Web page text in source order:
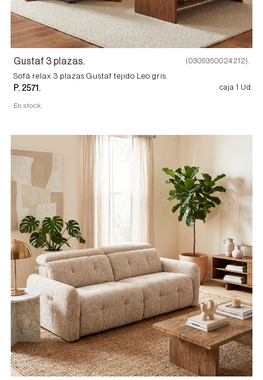
Gustaf 3 plazas. (0309350024212).
Sofá relax 3 plazas Gustaf tejido Leo gris.
P. 2571. caja 1 Ud.
En stock.